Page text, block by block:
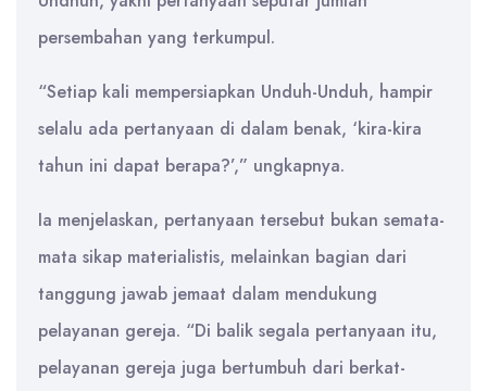
persembahan yang terkumpul.
“Setiap kali mempersiapkan Unduh-Unduh, hampir
selalu ada pertanyaan di dalam benak, ‘kira-kira
tahun ini dapat berapa?’,” ungkapnya.
Ia menjelaskan, pertanyaan tersebut bukan semata-
mata sikap materialistis, melainkan bagian dari
tanggung jawab jemaat dalam mendukung
pelayanan gereja. “Di balik segala pertanyaan itu,
pelayanan gereja juga bertumbuh dari berkat-